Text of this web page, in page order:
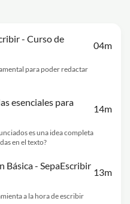
- Curso de
04m
para poder redactar
esenciales para
14m
es una idea completa
en el texto?
Básica - SepaEscribir
13m
a la hora de escribir